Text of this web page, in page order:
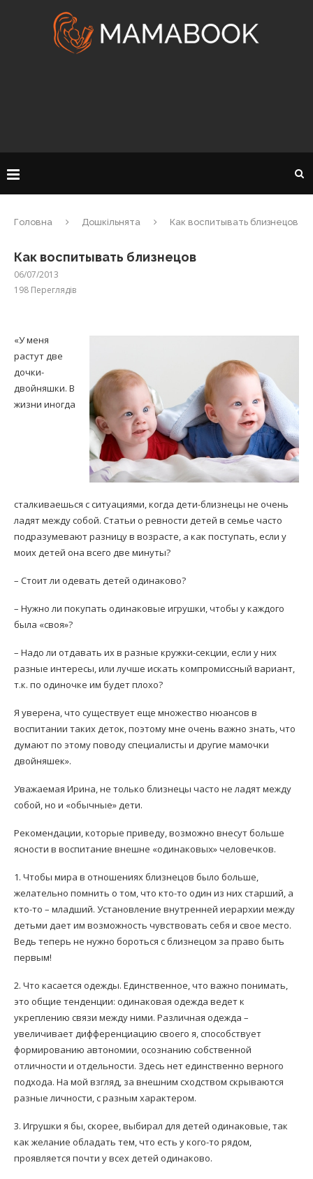
Головна Дошкільнята Как воспитывать близнецов
Как воспитывать близнецов
06/07/2013
198 Переглядів
«У меня
растут две
дочки-
двойняшки. В
жизни иногда
сталкиваешься с ситуациями, когда дети-близнецы не очень
ладят между собой. Статьи о ревности детей в семье часто
подразумевают разницу в возрасте, а как поступать, если у
моих детей она всего две минуты?
– Стоит ли одевать детей одинаково?
– Нужно ли покупать одинаковые игрушки, чтобы у каждого
была «своя»?
– Надо ли отдавать их в разные кружки-секции, если у них
разные интересы, или лучше искать компромиссный вариант,
т.к. по одиночке им будет плохо?
Я уверена, что существует еще множество нюансов в
воспитании таких деток, поэтому мне очень важно знать, что
думают по этому поводу специалисты и другие мамочки
двойняшек».
Уважаемая Ирина, не только близнецы часто не ладят между
собой, но и «обычные» дети.
Рекомендации, которые приведу, возможно внесут больше
ясности в воспитание внешне «одинаковых» человечков.
1. Чтобы мира в отношениях близнецов было больше,
желательно помнить о том, что кто-то один из них старший, а
кто-то – младший. Установление внутренней иерархии между
детьми дает им возможность чувствовать себя и свое место.
Ведь теперь не нужно бороться с близнецом за право быть
первым!
2. Что касается одежды. Единственное, что важно понимать,
это общие тенденции: одинаковая одежда ведет к
укреплению связи между ними. Различная одежда –
увеличивает дифференциацию своего я, способствует
формированию автономии, осознанию собственной
отличности и отдельности. Здесь нет единственно верного
подхода. На мой взгляд, за внешним сходством скрываются
разные личности, с разным характером.
3. Игрушки я бы, скорее, выбирал для детей одинаковые, так
как желание обладать тем, что есть у кого-то рядом,
проявляется почти у всех детей одинаково.